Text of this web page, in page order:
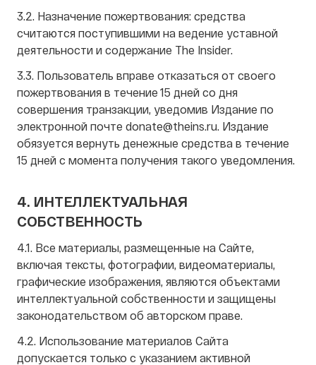
3.2. Назначение пожертвования: средства
считаются поступившими на ведение уставной
деятельности и содержание The Insider.
3.3. Пользователь вправе отказаться от своего
пожертвования в течение 15 дней со дня
совершения транзакции, уведомив Издание по
электронной почте donate@theins.ru. Издание
обязуется вернуть денежные средства в течение
15 дней с момента получения такого уведомления.
4. ИНТЕЛЛЕКТУАЛЬНАЯ
СОБСТВЕННОСТЬ
4.1. Все материалы, размещенные на Сайте,
включая тексты, фотографии, видеоматериалы,
графические изображения, являются объектами
интеллектуальной собственности и защищены
законодательством об авторском праве.
4.2. Использование материалов Сайта
допускается только с указанием активной